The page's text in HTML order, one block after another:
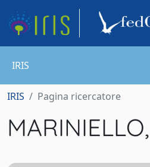
IRIS
IRIS Pagina ricercatore